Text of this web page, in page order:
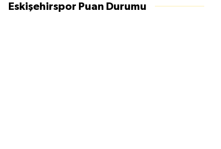
Eskişehirspor Puan Durumu